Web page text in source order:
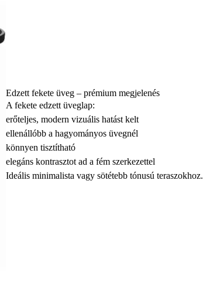
Edzett fekete üveg – prémium megjelenés
A fekete edzett üveglap:
erőteljes, modern vizuális hatást kelt
ellenállóbb a hagyományos üvegnél
könnyen tisztítható
elegáns kontrasztot ad a fém szerkezettel
Ideális minimalista vagy sötétebb tónusú teraszokhoz.